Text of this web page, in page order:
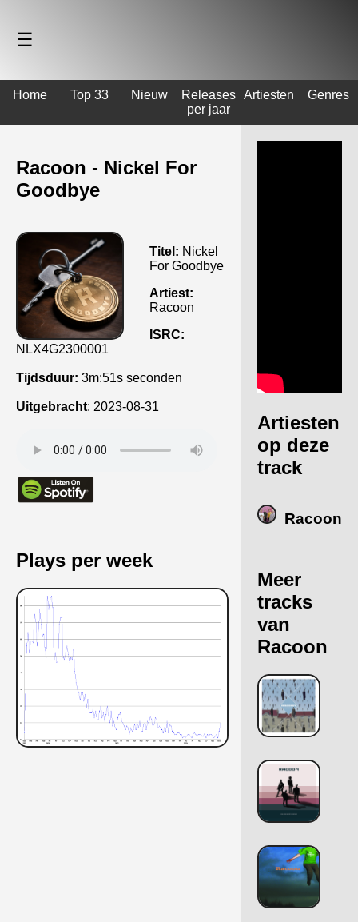
☰
Home Top 33 Nieuw
Releases
per jaar
Artiesten Genres
Racoon - Nickel For
Goodbye
Titel: Nickel
For Goodbye
Artiest:
Racoon
ISRC:
NLX4G2300001
Tijdsduur: 3m:51s seconden
Uitgebracht: 2023-08-31
Plays per week
Artiesten
op deze
track
Racoon
Meer
tracks
van
Racoon